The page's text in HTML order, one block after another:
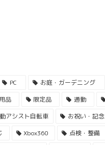
PC お庭・ガーデニング
品 限定品 通勤
アシスト自転車 お祝い・記念
Xbox360 点検・整備